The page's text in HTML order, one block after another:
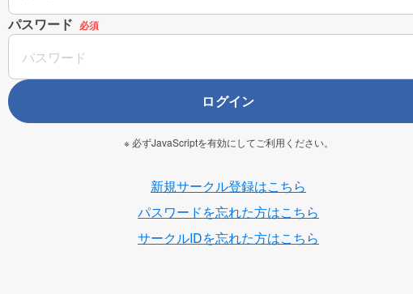
パスワード 必須
ログイン
※ 必ずJavaScriptを有効にしてご利用ください。
新規サークル登録はこちら
パスワードを忘れた方はこちら
サークルIDを忘れた方はこちら